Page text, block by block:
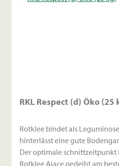
RKL Respect (d) Öko (25
Rotklee bindet als
hinterlässt eine gute
Der optimale schnittzeitpunkt ist zu beginn der Blüte.
Rotklee Aiace gedeiht am